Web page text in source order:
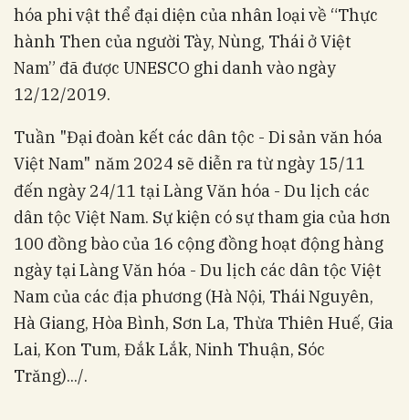
hóa phi vật thể đại diện của nhân loại về “Thực
hành Then của người Tày, Nùng, Thái ở Việt
Nam” đã được UNESCO ghi danh vào ngày
12/12/2019.
Tuần "Đại đoàn kết các dân tộc - Di sản văn hóa
Việt Nam" năm 2024 sẽ diễn ra từ ngày 15/11
đến ngày 24/11 tại Làng Văn hóa - Du lịch các
dân tộc Việt Nam. Sự kiện có sự tham gia của hơn
100 đồng bào của 16 cộng đồng hoạt động hàng
ngày tại Làng Văn hóa - Du lịch các dân tộc Việt
Nam của các địa phương (Hà Nội, Thái Nguyên,
Hà Giang, Hòa Bình, Sơn La, Thừa Thiên Huế, Gia
Lai, Kon Tum, Đắk Lắk, Ninh Thuận, Sóc
Trăng).../.